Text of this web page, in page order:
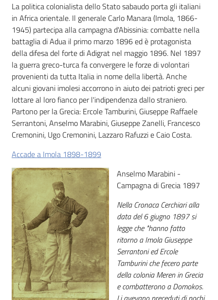
Scopri
i
contenuti
Risorse
online
Casa
Piani
Archivio
storico
Decentrate
Patto
per
la
lettura
La politica colonialista dello Stato sabaudo porta gli italiani
in Africa orientale. Il generale Carlo Manara (Imola, 1866-
1945) partecipa alla campagna d'Abissinia: combatte nella
battaglia di Adua il primo marzo 1896 ed è protagonista
della difesa del forte di Adigrat nel maggio 1896. Nel 1897
la guerra greco-turca fa convergere le forze di volontari
provenienti da tutta Italia in nome della libertà. Anche
alcuni giovani imolesi accorrono in aiuto dei patrioti greci per
lottare al loro fianco per l'indipendenza dallo straniero.
Partono per la Grecia: Ercole Tamburini, Giuseppe Raffaele
Serrantoni, Anselmo Marabini, Giuseppe Zanelli, Francesco
Cremonini, Ugo Cremonini, Lazzaro Rafuzzi e Caio Costa.
Accade a Imola 1898-1899
Anselmo Marabini -
Campagna di Grecia 1897
Nella Cronaca Cerchiari alla
data del 6 giugno 1897 si
legge che "hanno fatto
ritorno a Imola Giuseppe
Serrantoni ed Ercole
Tamburini che fecero parte
della colonia Meren in Grecia
e combatterono a Domokos.